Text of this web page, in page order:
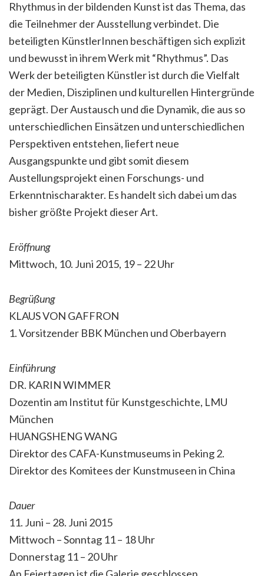
Rhythmus in der bildenden Kunst ist das Thema, das
die Teilnehmer der Ausstellung verbindet. Die
beteiligten KünstlerInnen beschäftigen sich explizit
und bewusst in ihrem Werk mit “Rhythmus”. Das
Werk der beteiligten Künstler ist durch die Vielfalt
der Medien, Disziplinen und kulturellen Hintergründe
geprägt. Der Austausch und die Dynamik, die aus so
unterschiedlichen Einsätzen und unterschiedlichen
Perspektiven entstehen, liefert neue
Ausgangspunkte und gibt somit diesem
Austellungsprojekt einen Forschungs- und
Erkenntnischarakter. Es handelt sich dabei um das
bisher größte Projekt dieser Art.
Eröffnung
Mittwoch, 10. Juni 2015, 19 – 22 Uhr
Begrüßung
KLAUS VON GAFFRON
1. Vorsitzender BBK München und Oberbayern
Einführung
DR. KARIN WIMMER
Dozentin am Institut für Kunstgeschichte, LMU
München
HUANGSHENG WANG
Direktor des CAFA-Kunstmuseums in Peking 2.
Direktor des Komitees der Kunstmuseen in China
Dauer
11. Juni – 28. Juni 2015
Mittwoch – Sonntag 11 – 18 Uhr
Donnerstag 11 – 20 Uhr